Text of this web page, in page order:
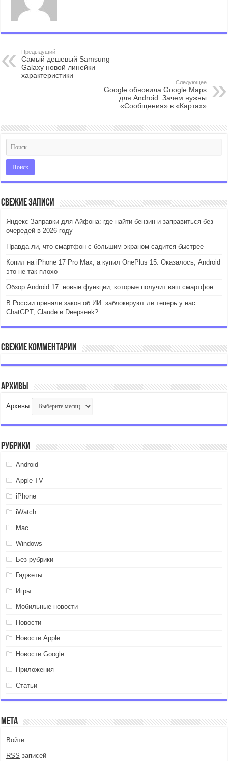
Предыдущий
Самый дешевый Samsung
Galaxy новой линейки —
характеристики
Следующее
Google обновила Google Maps
для Android. Зачем нужны
«Сообщения» в «Картах»
Свежие записи
Яндекс Заправки для Айфона: где найти бензин и заправиться без
очередей в 2026 году
Правда ли, что смартфон с большим экраном садится быстрее
Копил на iPhone 17 Pro Max, а купил OnePlus 15. Оказалось, Android
это не так плохо
Обзор Android 17: новые функции, которые получит ваш смартфон
В России приняли закон об ИИ: заблокируют ли теперь у нас
ChatGPT, Claude и Deepseek?
Свежие комментарии
Архивы
Архивы
Рубрики
Android
Apple TV
iPhone
iWatch
Mac
Windows
Без рубрики
Гаджеты
Игры
Мобильные новости
Новости
Новости Apple
Новости Google
Приложения
Статьи
Мета
Войти
RSS записей